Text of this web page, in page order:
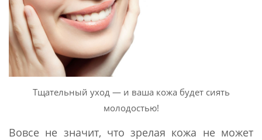
Тщательный уход — и ваша кожа будет сиять
молодостью!
Вовсе не значит, что зрелая кожа не может